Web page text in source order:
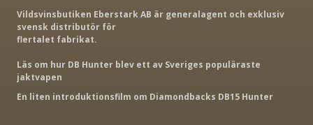
Vildsvinsbutiken Eberstark AB är generalagent och exklusiv
svensk distributör för
flertalet fabrikat.
Läs om hur DB Hunter blev ett av Sveriges populäraste
jaktvapen
En liten introduktionsfilm om Diamondbacks DB15 Hunter